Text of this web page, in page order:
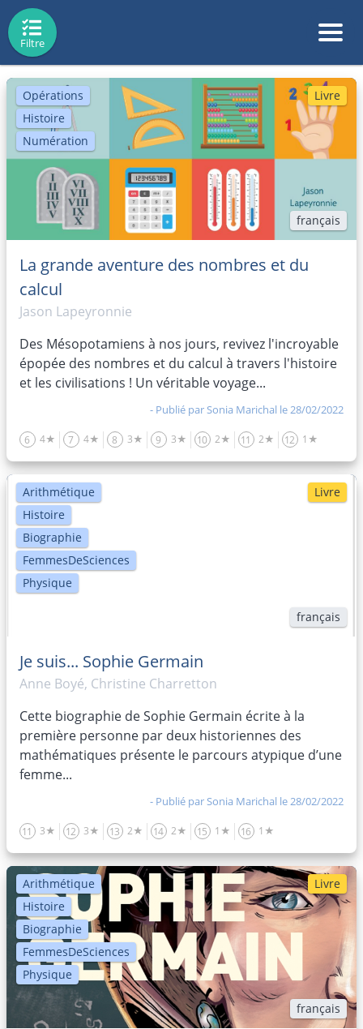
Filtre
Opérations
Histoire
Numération
Livre
français
La grande aventure des nombres et du
calcul
Jason Lapeyronnie
Des Mésopotamiens à nos jours, revivez l'incroyable
épopée des nombres et du calcul à travers l'histoire
et les civilisations ! Un véritable voyage...
- Publié parSonia Marichal le 28/02/2022
6 4★ 7 4★ 8 3★ 9 3★ 10 2★ 11 2★ 12 1★
Arithmétique
Histoire
Biographie
FemmesDeSciences
Physique
Livre
français
Je suis... Sophie Germain
Anne Boyé, Christine Charretton
Cette biographie de Sophie Germain écrite à la
première personne par deux historiennes des
mathématiques présente le parcours atypique d’une
femme...
- Publié parSonia Marichal le 28/02/2022
11 3★ 12 3★ 13 2★ 14 2★ 15 1★ 16 1★
Arithmétique
Histoire
Biographie
FemmesDeSciences
Physique
Livre
français